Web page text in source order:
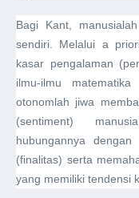
Bagi Kant,
sendiri. Melalui a
kasar pengalaman
ilmu-ilmu
otonomlah jiwa
(sentiment)
hubungannya
(finalitas) serta
yang memiliki tendensi